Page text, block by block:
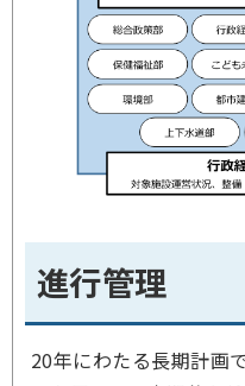
進行管理
20年にわたる長期計画